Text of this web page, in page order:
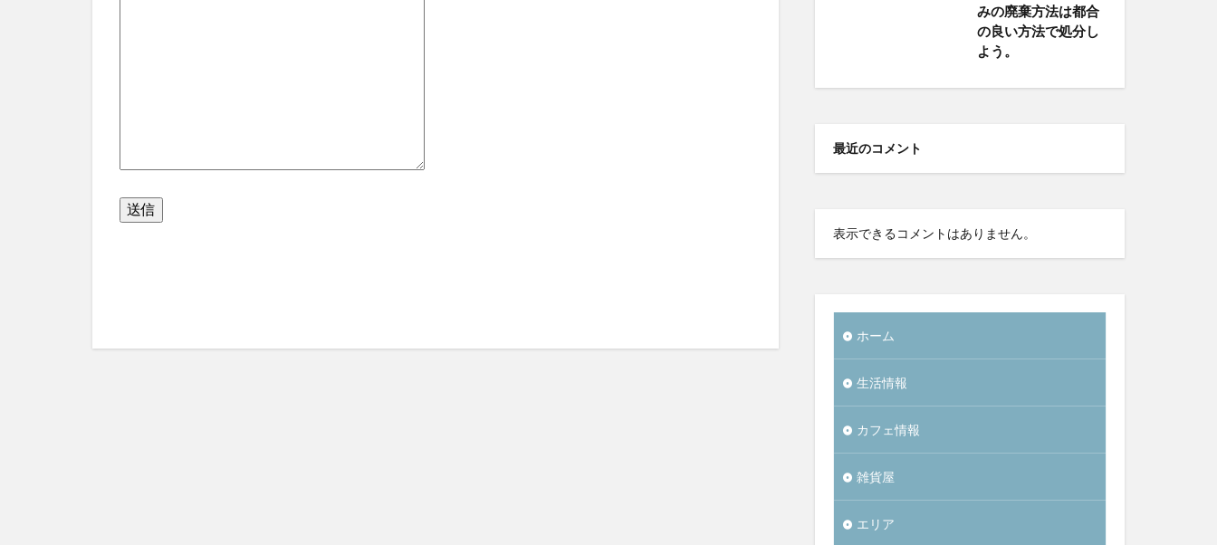
みの廃棄方法は都合
の良い方法で処分し
よう。
最近のコメント
表示できるコメントはありません。
ホーム
生活情報
カフェ情報
雑貨屋
エリア